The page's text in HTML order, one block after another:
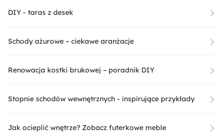
DIY - taras z desek
Schody ażurowe – ciekawe aranżacje
Renowacja kostki brukowej – poradnik DIY
Stopnie schodów wewnętrznych - inspirujące przykłady
Jak ocieplić wnętrze? Zobacz futerkowe meble